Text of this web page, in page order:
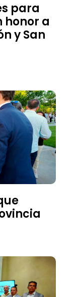
para
honor a
y San